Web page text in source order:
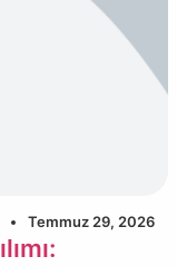
Temmuz 29, 2026